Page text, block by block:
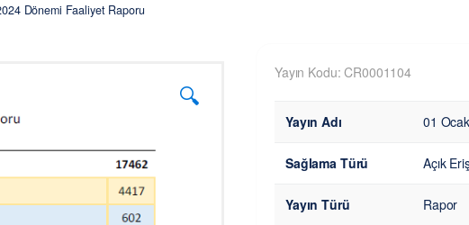
Dönemi Faaliyet Raporu
🔍
Yayın Kodu: CR0001104
Yayın Adı 01
Sağlama Türü Açık
Yayın Türü Rapor